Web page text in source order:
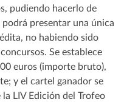
pudiendo hacerlo de
presentar una única
no habiendo sido
Se establece
euros (importe bruto),
y el cartel ganador se
LIV Edición del Trofeo